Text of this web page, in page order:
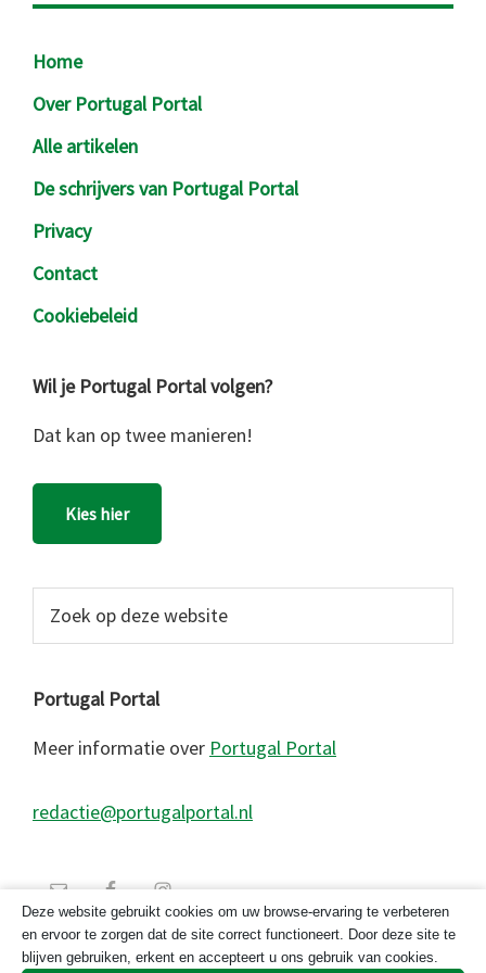
Footer
Home
Over Portugal Portal
Alle artikelen
De schrijvers van Portugal Portal
Privacy
Contact
Cookiebeleid
Wil je Portugal Portal volgen?
Dat kan op twee manieren!
Kies hier
website
Portugal Portal
Meer informatie over Portugal Portal
redactie@portugalportal.nl
Deze website gebruikt cookies om uw browse-ervaring te verbeteren
en ervoor te zorgen dat de site correct functioneert. Door deze site te
blijven gebruiken, erkent en accepteert u ons gebruik van cookies.